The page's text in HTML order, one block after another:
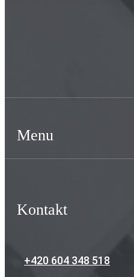
Menu
Kontakt
+420 604 348 518